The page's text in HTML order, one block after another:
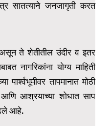
सातत्याने जनजागृती करत
असून ते शेतीतील उंदीर व इतर
नागरिकांना योग्य माहिती
पार्श्वभूमीवर तापमानात मोठी
आश्रयाच्या शोधात साप
आहे.